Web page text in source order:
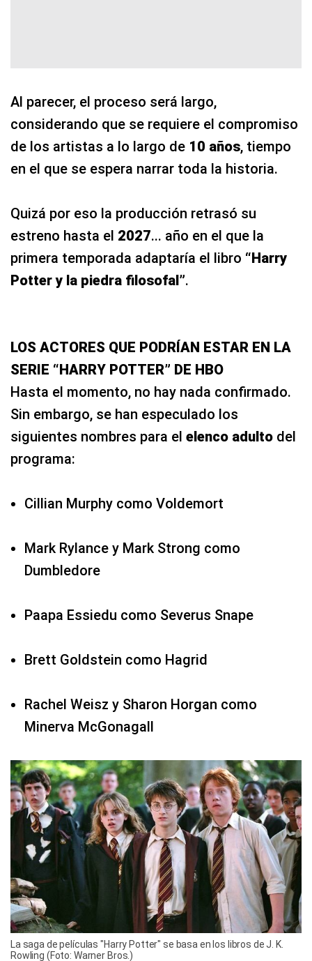
Al parecer, el proceso será largo,
considerando que se requiere el compromiso
de los artistas a lo largo de 10 años, tiempo
en el que se espera narrar toda la historia.
Quizá por eso la producción retrasó su
estreno hasta el 2027... año en el que la
primera temporada adaptaría el libro “Harry
Potter y la piedra filosofal”.
LOS ACTORES QUE PODRÍAN ESTAR EN LA
SERIE “HARRY POTTER” DE HBO
Hasta el momento, no hay nada confirmado.
Sin embargo, se han especulado los
siguientes nombres para el elenco adulto del
programa:
Cillian Murphy como Voldemort
Mark Rylance y Mark Strong como
Dumbledore
Paapa Essiedu como Severus Snape
Brett Goldstein como Hagrid
Rachel Weisz y Sharon Horgan como
Minerva McGonagall
La saga de películas "Harry Potter" se basa en los libros de J. K.
Rowling (Foto: Warner Bros.)